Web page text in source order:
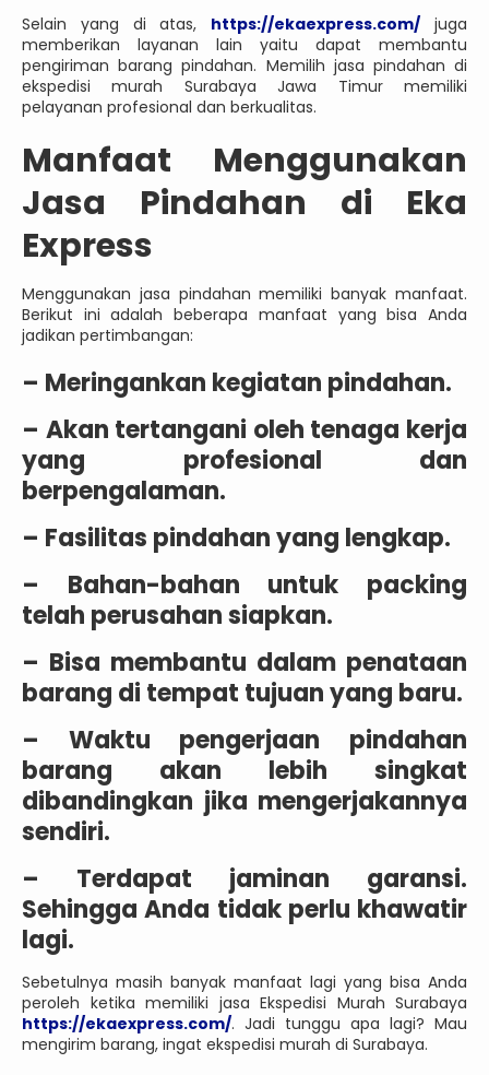
Selain yang di atas, https://ekaexpress.com/ juga
memberikan layanan lain yaitu dapat membantu
pengiriman barang pindahan. Memilih jasa pindahan di
ekspedisi murah Surabaya Jawa Timur memiliki
pelayanan profesional dan berkualitas.
Manfaat Menggunakan
Jasa Pindahan di Eka
Express
Menggunakan jasa pindahan memiliki banyak manfaat.
Berikut ini adalah beberapa manfaat yang bisa Anda
jadikan pertimbangan:
– Meringankan kegiatan pindahan.
– Akan tertangani oleh tenaga kerja
yang profesional dan
berpengalaman.
– Fasilitas pindahan yang lengkap.
– Bahan-bahan untuk packing
telah perusahan siapkan.
– Bisa membantu dalam penataan
barang di tempat tujuan yang baru.
– Waktu pengerjaan pindahan
barang akan lebih singkat
dibandingkan jika mengerjakannya
sendiri.
– Terdapat jaminan garansi.
Sehingga Anda tidak perlu khawatir
lagi.
Sebetulnya masih banyak manfaat lagi yang bisa Anda
peroleh ketika memiliki jasa Ekspedisi Murah Surabaya
https://ekaexpress.com/. Jadi tunggu apa lagi? Mau
mengirim barang, ingat ekspedisi murah di Surabaya.